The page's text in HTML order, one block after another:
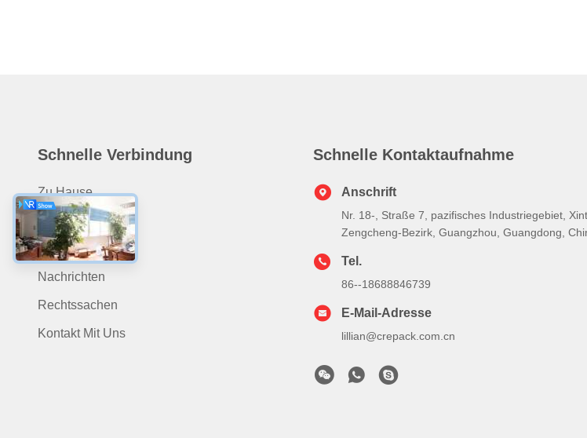
Schnelle Verbindung
Zu Hause
Produits
Über Uns
Nachrichten
Rechtssachen
Kontakt Mit Uns
Schnelle Kontaktaufnahme
Anschrift
Nr. 18-, Straße 7, pazifisches Industriegebiet,
Zengcheng-Bezirk, Guangzhou, Guangdong,
Tel.
86--18688846739
E-Mail-Adresse
lillian@crepack.com.cn